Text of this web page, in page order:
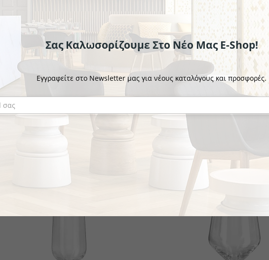
STÖLZLE
Ποτήρι Κρασιού Βουργουνδίας
STÖLZLE
Ποτήρι Ουίσκι D.O.F. Revolution
το κομμάτι
Σας Καλωσορίζουμε Στο Νέο Μας E-Shop!
Εγγραφείτε στο Newsletter μας για νέους καταλόγους και προσφορές.